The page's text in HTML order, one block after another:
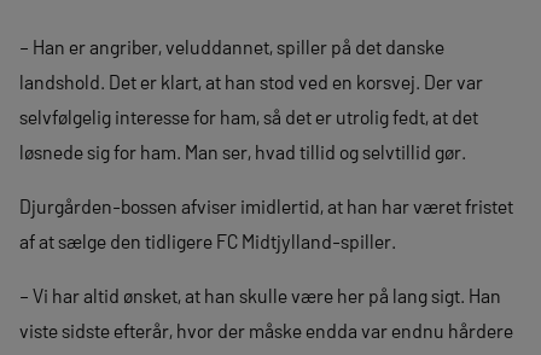
– Han er angriber, veluddannet, spiller på det danske
landshold. Det er klart, at han stod ved en korsvej. Der var
selvfølgelig interesse for ham, så det er utrolig fedt, at det
løsnede sig for ham. Man ser, hvad tillid og selvtillid gør.
Djurgården-bossen afviser imidlertid, at han har været fristet
af at sælge den tidligere FC Midtjylland-spiller.
– Vi har altid ønsket, at han skulle være her på lang sigt. Han
viste sidste efterår, hvor der måske endda var endnu hårdere